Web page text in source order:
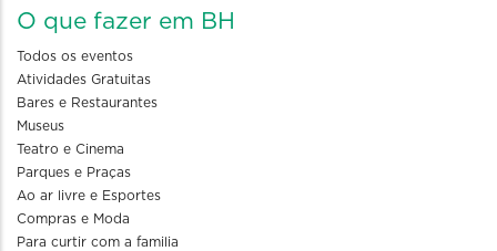
O que fazer em BH
Todos os eventos
Atividades Gratuitas
Bares e Restaurantes
Museus
Teatro e Cinema
Parques e Praças
Ao ar livre e Esportes
Compras e Moda
Para curtir com a familia